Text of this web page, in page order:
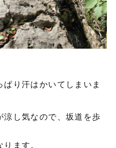
り汗はかいてしまいま
し気なので、坂道を歩
ます。